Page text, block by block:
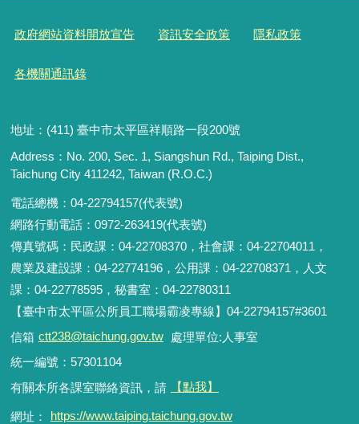
政府網站資料開放宣告 資訊安全政策 隱私政策
各機關通訊錄
地址：(411) 臺中市太平區祥順路一段200號
Address：No. 200, Sec. 1, Siangshun Rd., Taiping Dist.,
Taichung City 411242, Taiwan (R.O.C.)
電話總機：04-22794157(代表號)
網路行動電話：0972-263419(代表號)
傳真號碼：民政課：04-22708370，社會課：04-22704011，
農業及建設課：04-22774196，公用課：04-22708371，人文
課：04-22778595，秘書室：04-22780311
【臺中市太平區公所員工職場霸凌專線】04-22794157#3601
信箱 ctt238@taichung.gov.tw
處理單位:人事室
統一編號：57301104
有關本所各課室聯絡資訊，請
【點我】
網址：
https://www.taiping.taichung.gov.tw